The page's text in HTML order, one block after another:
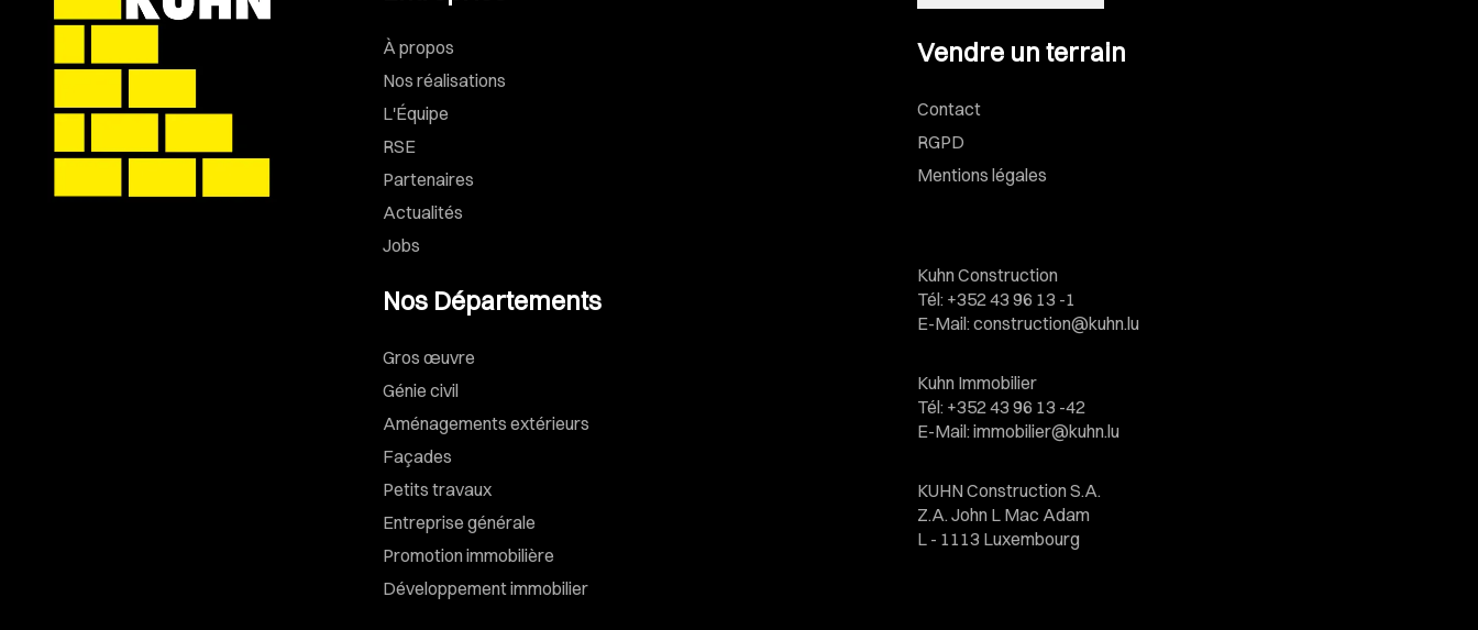
À propos
Nos réalisations
L'Équipe
RSE
Partenaires
Actualités
Jobs
Nos Départements
Gros œuvre
Génie civil
Aménagements extérieurs
Façades
Petits travaux
Entreprise générale
Promotion immobilière
Développement immobilier
Vendre un terrain
Contact
RGPD
Mentions légales
Kuhn Construction
Tél: +352 43 96 13 -1
E-Mail: construction@kuhn.lu
Kuhn Immobilier
Tél: +352 43 96 13 -42
E-Mail: immobilier@kuhn.lu
KUHN Construction S.A.
Z.A. John L Mac Adam
L - 1113 Luxembourg